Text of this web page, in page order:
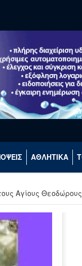
ΑΘΛΗΤΙΚΑ
Αγίους Θεοδώρους